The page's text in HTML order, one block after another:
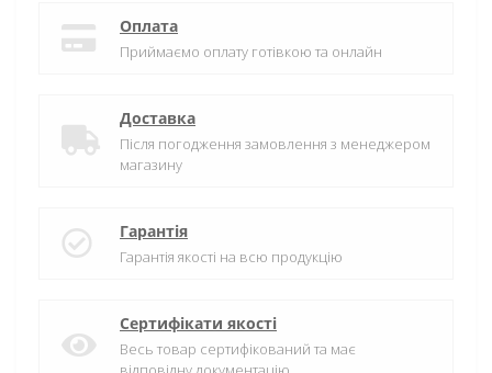
Оплата
Приймаємо оплату готівкою та онлайн
Доставка
Після погодження замовлення з менеджером
магазину
Гарантія
Гарантія якості на всю продукцію
Сертифікати якості
Весь товар сертифікований та має